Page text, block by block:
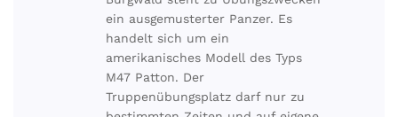
ein ausgemusterter Panzer. Es
handelt sich um ein
amerikanisches Modell des Typs
M47 Patton. Der
Truppenübungsplatz darf nur zu